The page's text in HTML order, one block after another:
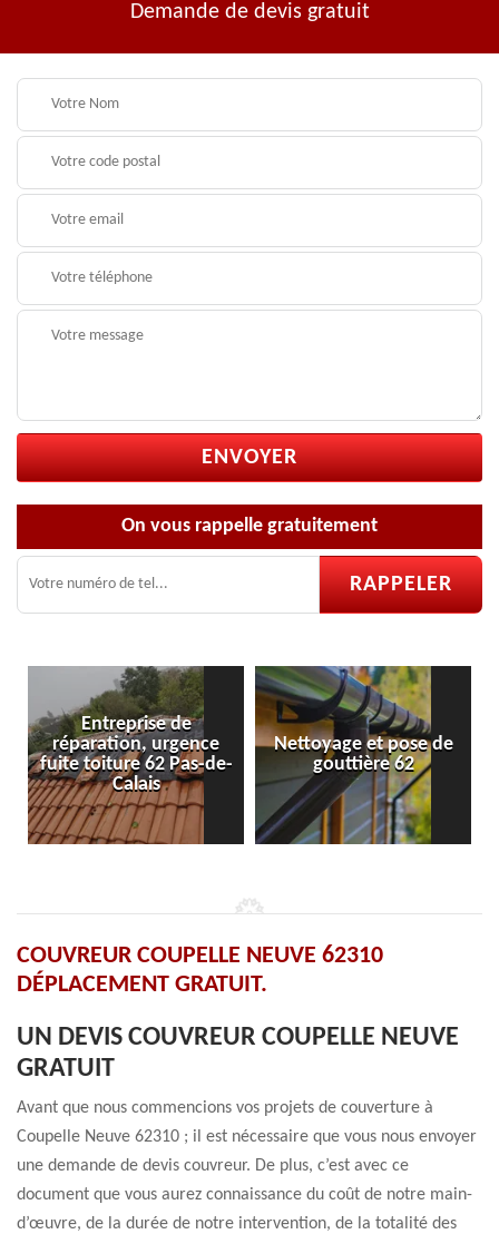
Demande de devis gratuit
On vous rappelle gratuitement
Nettoyage et pose de
gouttière 62
Pose et réparation de
velux 62
COUVREUR COUPELLE NEUVE 62310
DÉPLACEMENT GRATUIT.
UN DEVIS COUVREUR COUPELLE NEUVE
GRATUIT
Avant que nous commencions vos projets de couverture à
Coupelle Neuve 62310 ; il est nécessaire que vous nous envoyer
une demande de devis couvreur. De plus, c’est avec ce
document que vous aurez connaissance du coût de notre main-
d’œuvre, de la durée de notre intervention, de la totalité des